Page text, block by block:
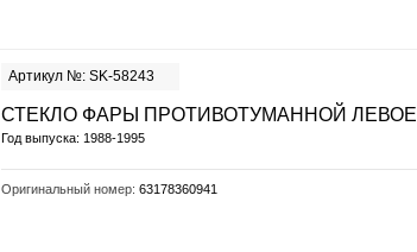
Артикул №: SK-58243
СТЕКЛО ФАРЫ ПРОТИВОТУМАННОЙ ЛЕВОЕ
Год выпуска: 1988-1995
Оригинальный номер: 63178360941